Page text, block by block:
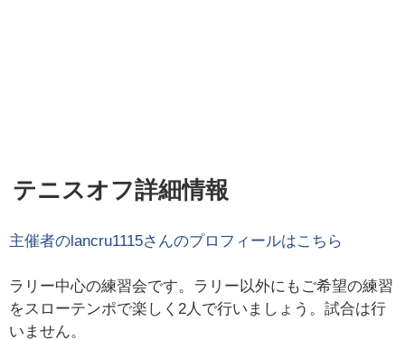
テニスオフ詳細情報
主催者のlancru1115さんのプロフィールはこちら
ラリー中心の練習会です。ラリー以外にもご希望の練習
をスローテンポで楽しく2人で行いましょう。試合は行
いません。